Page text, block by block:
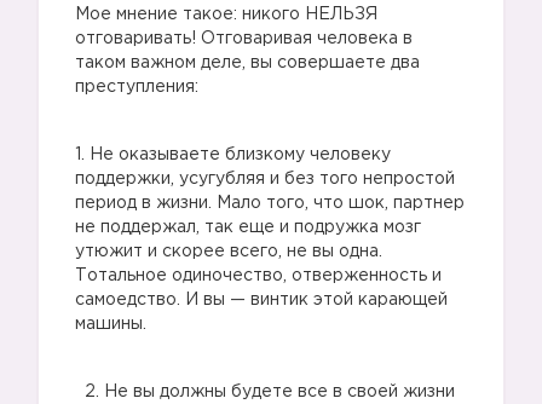
Мое мнение такое: никого НЕЛЬЗЯ
отговаривать! Отговаривая человека в
таком важном деле, вы совершаете два
преступления:
1️. Не оказываете близкому человеку
поддержки, усугубляя и без того непростой
период в жизни. Мало того, что шок, партнер
не поддержал, так еще и подружка мозг
утюжит и скорее всего, не вы одна.
Тотальное одиночество, отверженность и
самоедство. И вы — винтик этой карающей
машины.
2️. Не вы должны будете все в своей жизни